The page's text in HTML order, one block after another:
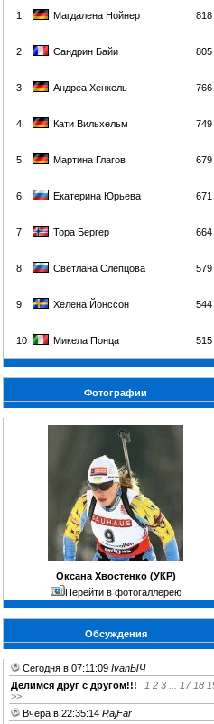
1 Магдалена Нойнер 818
2 Сандрин Байи 805
3 Андреа Хенкель 766
4 Кати Вильхельм 749
5 Мартина Глагов 679
6 Екатерина Юрьева 671
7 Тора Бергер 664
8 Светлана Слепцова 579
9 Хелена Йонссон 544
10 Микела Понца 515
Фотографии
Оксана Хвостенко (УКР)
Перейти в фотогаллерею
Обсуждения
Сегодня в 07:11:09 IvanЫЧ
Делимся друг c другом!!!
1 2 3 17 18
>>
Вчера в 22:35:14 RajFar